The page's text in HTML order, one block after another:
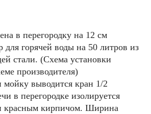
в перегородку на 12 см
для горячей воды на 50 литров из
стали. (Схема установки
производителя)
выводится кран 1/2
в перегородке изолируется
красным кирпичом. Ширина